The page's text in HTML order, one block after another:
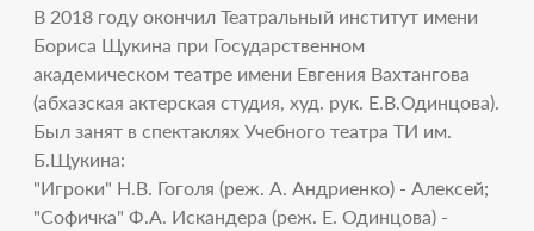
В 2018 году окончил Театральный институт имени
Бориса Щукина при Государственном
академическом театре имени Евгения Вахтангова
(абхазская актерская студия, худ. рук. Е.В.Одинцова).
Был занят в спектаклях Учебного театра ТИ им.
Б.Щукина:
"Игроки" Н.В. Гоголя (реж. А. Андриенко) - Алексей;
"Софичка" Ф.А. Искандера (реж. Е. Одинцова) -